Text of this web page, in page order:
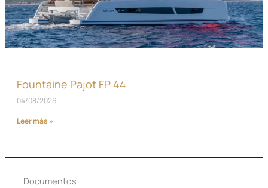
Fountaine Pajot FP 44
04/08/2026
Leer más »
Documentos